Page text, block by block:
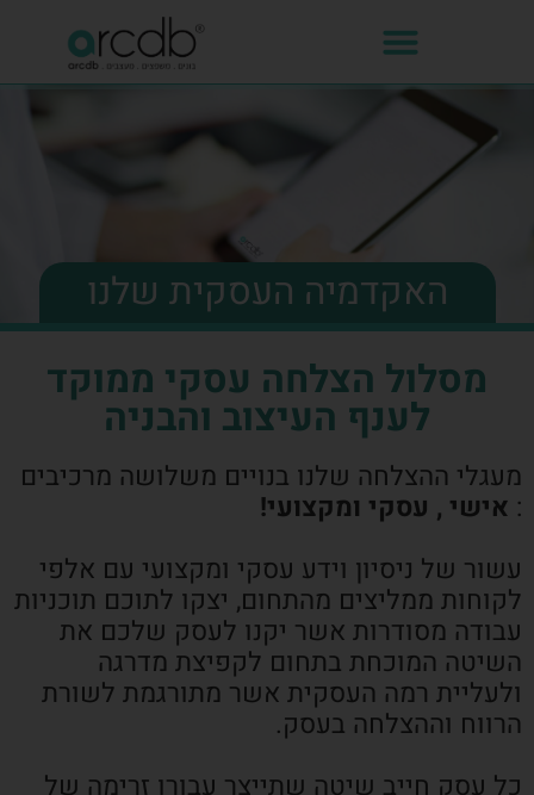
האקדמיה העסקית שלנו
מסלול הצלחה עסקי ממוקד
לענף העיצוב והבניה
מעגלי ההצלחה שלנו בנויים משלושה מרכיבים
: אישי , עסקי ומקצועי!
עשור של ניסיון וידע עסקי ומקצועי עם אלפי
לקוחות ממליצים מהתחום, יצקו לתוכם תוכניות
עבודה מסודרות אשר יקנו לעסק שלכם את
השיטה המוכחת בתחום לקפיצת מדרגה
ולעליית רמה העסקית אשר מתורגמת לשורת
הרווח וההצלחה בעסק.
כל עסק חייב שיטה שתייצר עבורו זרימה של